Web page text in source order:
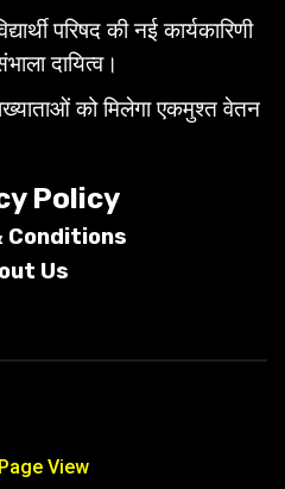
परिषद की नई कार्यकारिणी
दायित्व।
को मिलेगा एकमुश्त वेतन
Policy
Conditions
Us
View